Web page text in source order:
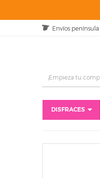
Envíos península
DISFRACES